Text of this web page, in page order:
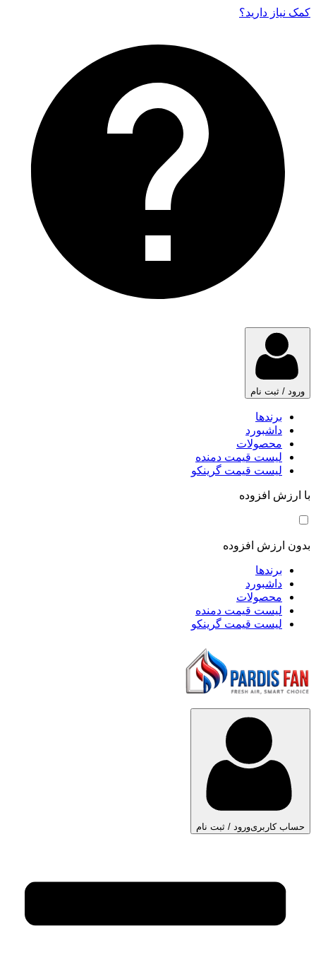
کمک نیاز دارید‌؟
ورود / ثبت نام
برندها
داشبورد
محصولات
لیست قیمت دمنده
لیست قیمت گرینکو
با ارزش افزوده
بدون ارزش افزوده
برندها
داشبورد
محصولات
لیست قیمت دمنده
لیست قیمت گرینکو
حساب کاربریورود / ثبت نام